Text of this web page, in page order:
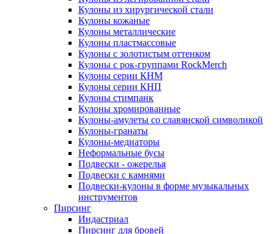
Кулоны из хирургической стали
Кулоны кожаные
Кулоны металлические
Кулоны пластмассовые
Кулоны с золотистым оттенком
Кулоны с рок-группами RockMerch
Кулоны серии КНМ
Кулоны серии КНП
Кулоны стимпанк
Кулоны хромированные
Кулоны-амулеты со славянской символикой
Кулоны-гранаты
Кулоны-медиаторы
Неформальные бусы
Подвески - ожерелья
Подвески с камнями
Подвески-кулоны в форме музыкальных
инструментов
Пирсинг
Индастриал
Пирсинг для бровей